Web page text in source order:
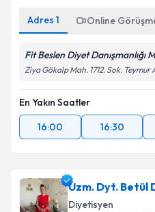
Adres 1 Online
Fit Beslen Diyet Danışmanlığı
Ziya Gökalp Mah. 1712. Sok.
En Yakın Saatler
16:00
16:30
Uzm. Dyt. Betül
Diyetisyen